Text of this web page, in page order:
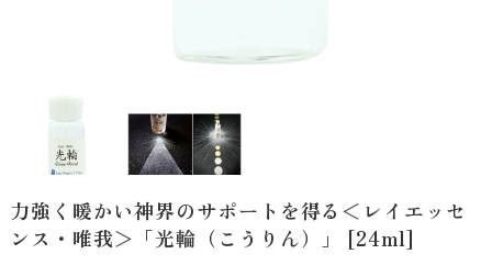
力強く暖かい神界のサポートを得る＜レイエッセ
ンス・唯我＞「光輪（こうりん）」 [24ml]